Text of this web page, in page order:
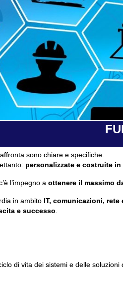
sono chiare e specifiche.
personalizzate e costruite
l’impegno a ottenere il massimo
in ambito IT, comunicazioni, rete
e successo.
di vita dei sistemi e delle